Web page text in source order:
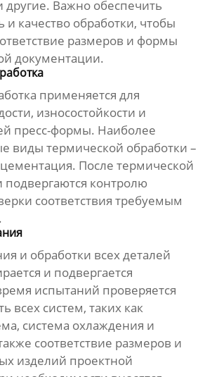
другие. Важно обеспечить
и качество обработки, чтобы
размеров и формы
документации.
применяется для
износостойкости и
пресс-формы. Наиболее
виды термической обработки –
цементация. После термической
подвергаются контролю
соответствия требуемым
и обработки всех деталей
и подвергается
испытаний проверяется
всех систем, таких как
система охлаждения и
соответствие размеров и
изделий проектной